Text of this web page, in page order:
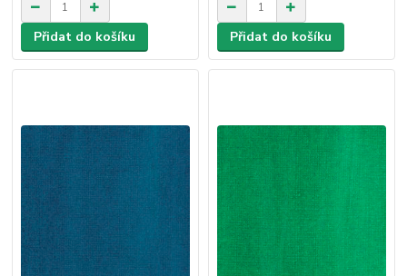
Přidat do košíku Přidat do košíku